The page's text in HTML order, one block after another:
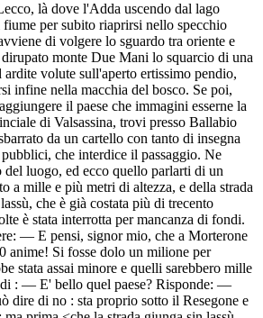
là dove l'Adda uscendo dal lago
fiume per subito riaprirsi nello specchio
di volgere lo sguardo tra oriente e
monte Due Mani lo squarcio di una
ardite volute sull'aperto ertissimo pendio,
infine nella macchia del bosco. Se poi,
il paese che immagini esserne la
di Valsassina, trovi presso Ballabio
da un cartello con tanto di insegna
che interdice il passaggio. Ne
luogo, ed ecco quello parlarti di un
a mille e più metri di altezza, e della strada
che è già costata più di trecento
è stata interrotta per mancanza di fondi.
— E pensi, signor mio, che a Morterone
anime! Si fosse dolo un milione per
stata assai minore e quelli sarebbero mille
: — E' bello quel paese? Risponde: —
dire di no : sta proprio sotto il Resegone e